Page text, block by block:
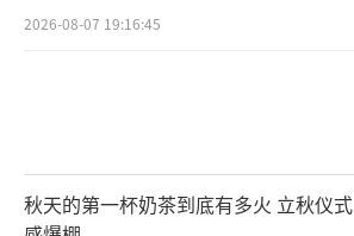
2026-08-07 19:16:45
秋天的第一杯奶茶到底有多火 立秋仪式